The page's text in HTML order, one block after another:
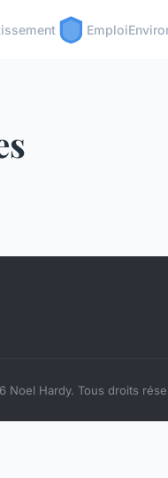
Emploi
Noel Hardy. Tous droits